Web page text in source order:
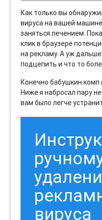
Как только вы
вируса на вашей
заняться лечением.
клик в браузере
на рекламу. А уж
подцепить и что то
Конечно бабушкин комп
Ниже я набросал пару
вам было легче
вируса